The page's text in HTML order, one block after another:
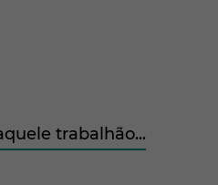
trabalhão...